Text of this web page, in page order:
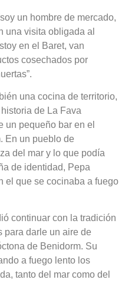
un hombre de mercado,
una visita obligada al
en el Baret, van
cosechados por
una cocina de territorio,
de La Fava
un pequeño bar en el
En un pueblo de
del mar y lo que podía
de identidad, Pepa
el que se cocinaba a fuego
continuar con la tradición
para darle un aire de
de Benidorm. Su
a fuego lento los
tanto del mar como del